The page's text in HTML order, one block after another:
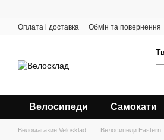
Оплата і доставка Обмін та повернення
Велосипеди Самокати
Веломагазин Velosklad Велосипеди Eastern